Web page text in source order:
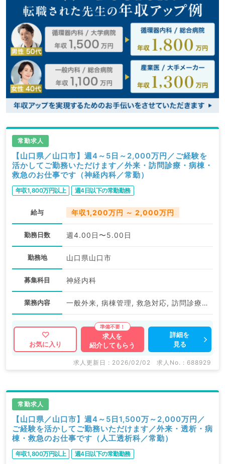
常勤求人
【山口県／山口市】週4～5日～2,000万円／ご経験を
活かしてご勤務いただけます／外来・訪問診療・病棟・
救急のお仕事です（神経内科／常勤）
年収1,800万円以上 週4日以下の常勤勤務
給与 年収1,200万円 ～ 2,000万円
勤務日数 週4.00日〜5.00日
勤務地 山口県山口市
募集科目 神経内科
業務内容 一般外来, 病棟管理, 救急対応, 訪問診療（居宅）, 訪問診療（施設）
お気に入り
求人を
紹介してもらう
詳細を
見る
求人更新日 : 2026/02/02 求人No. : 688929
常勤求人
【山口県／山口市】週4～5日1,500万～2,000万円／
ご経験を活かしてご勤務いただけます／外来・透析・病
棟・救急のお仕事です（人工透析科／常勤）
年収1,800万円以上 週4日以下の常勤勤務